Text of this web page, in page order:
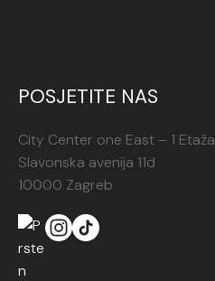
POSJETITE NAS
City Center one East – 1 Etaža
Slavonska avenija 11d
10000 Zagreb